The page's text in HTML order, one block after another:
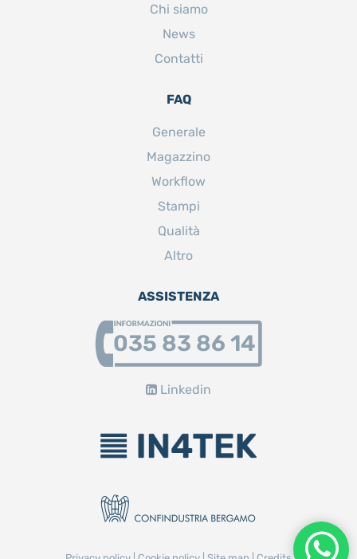
Chi siamo
News
Contatti
FAQ
Generale
Magazzino
Workflow
Stampi
Qualità
Altro
ASSISTENZA
035 83 86 14
Linkedin